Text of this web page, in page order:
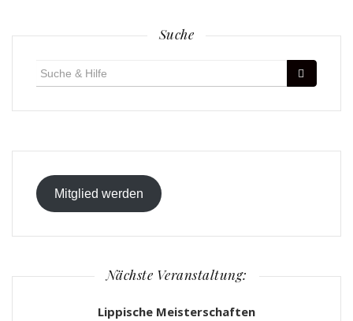
Suche
Mitglied werden
Nächste Veranstaltung:
Lippische Meisterschaften